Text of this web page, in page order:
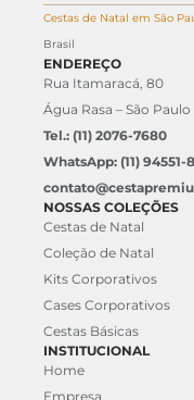
Cestas de Natal em São
Brasil
ENDEREÇO
Rua Itamaracá, 80
Água Rasa – São Paulo
Tel.: (11) 2076-7680
WhatsApp: (11) 94551-
NOSSAS COLEÇÕES
Cestas de Natal
Coleção de Natal
Kits Corporativos
Cases Corporativos
Cestas Básicas
INSTITUCIONAL
Home
Empresa